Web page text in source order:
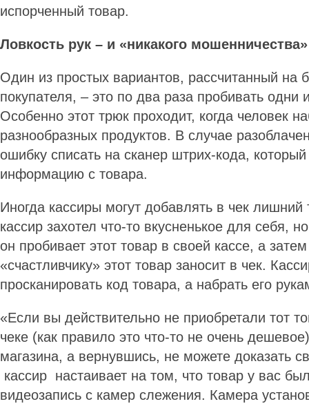
испорченный товар.
Ловкость рук – и «никакого мошенничества»
Один из простых вариантов, рассчитанный на
покупателя, – это по два раза пробивать одни
Особенно этот трюк проходит, когда человек
разнообразных продуктов. В случае
ошибку списать на сканер штрих-кода,
информацию с товара.
Иногда кассиры могут добавлять в чек
кассир захотел что-то вкусненькое для себя,
он пробивает этот товар в своей кассе, а
«счастливчику» этот товар заносит в чек.
просканировать код товара, а набрать его
«Если вы действительно не приобретали тот
чеке (как правило это что-то не очень
магазина, а вернувшись, не можете доказать
кассир настаивает на том, что товар у вас
видеозапись с камер слежения. Камера